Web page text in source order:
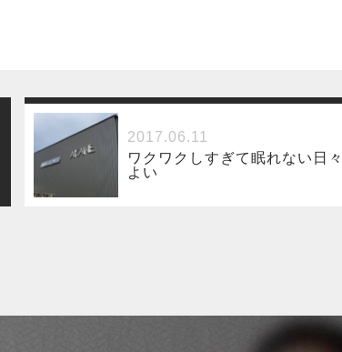
2017.06.11
ワクワクしすぎて眠れない日
よい